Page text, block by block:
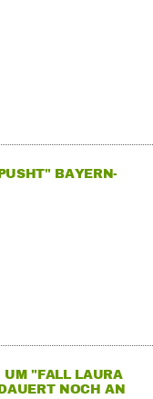
BAYERN-
UM "FALL LAURA
NOCH AN